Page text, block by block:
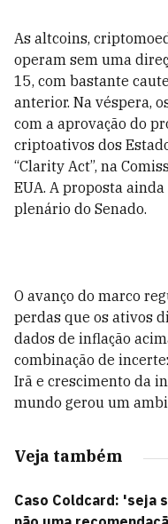
As altcoins,
operam sem uma
15, com bastante
anterior. Na véspera,
com a aprovação do
criptoativos dos
“Clarity Act”, na
EUA. A proposta
plenário do Senado.
O avanço do marco
perdas que os ativos
dados de inflação
combinação de
Irã e crescimento da
mundo gerou um
Veja também
Caso Coldcard: 'seja